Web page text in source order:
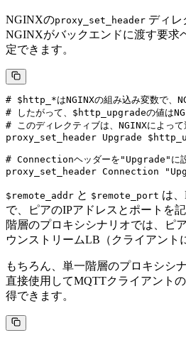
NGINXのproxy_set_header ディレ
NGINXがバックエンドに渡す要求
定できます。
# $http_*はNGINXの組み込み変数で、
# したがって、$http_upgradeの値は
# このディレクティブは、NGINXによっ
proxy_set_header Upgrade
# Connectionヘッダーを"Upgrade"に設
$remote_addr と $remote_port は
で、ピアのIPアドレスとポートを
階層のプロキシシナリオでは、ピ
ウンストリームLB（クライアント
もちろん、単一階層のプロキシシ
直接使用してMQTTクライアント
得できます。